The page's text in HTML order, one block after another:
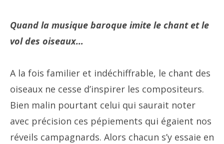
Quand la musique baroque imite le chant et le
vol des oiseaux…
A la fois familier et indéchiffrable, le chant des
oiseaux ne cesse d’inspirer les compositeurs.
Bien malin pourtant celui qui saurait noter
avec précision ces pépiements qui égaient nos
réveils campagnards. Alors chacun s’y essaie en